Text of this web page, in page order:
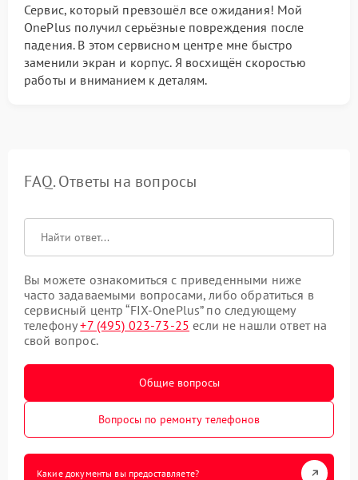
Сервис, который превзошёл все ожидания! Мой
OnePlus получил серьёзные повреждения после
падения. В этом сервисном центре мне быстро
заменили экран и корпус. Я восхищён скоростью
работы и вниманием к деталям.
FAQ. Ответы на вопросы
Вы можете ознакомиться с приведенными ниже
часто задаваемыми вопросами, либо обратиться в
сервисный центр “FIX-OnePlus” по следующему
телефону+7 (495) 023-73-25 если не нашли ответ на
свой вопрос.
Общие вопросы
Вопросы по ремонту телефонов
Какие документы вы предоставляете?